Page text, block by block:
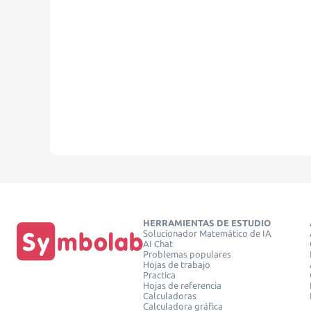
HERRAMIENTAS DE ESTUDIO
Solucionador Matemático de IA
AI Chat
Problemas populares
Hojas de trabajo
Practica
Hojas de referencia
Calculadoras
Calculadora gráfica